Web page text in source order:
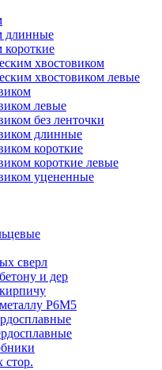
длинные
короткие
хвостовиком
хвостовиком левые
левые
без ленточки
длинные
короткие
короткие левые
уцененные
сверл
и дер
Р6М5
стор.